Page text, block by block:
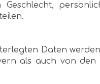
Geschlecht,
Daten
als auch von